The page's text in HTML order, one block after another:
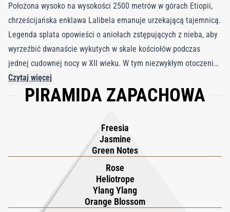
Położona wysoko na wysokości 2500 metrów w górach Etiopii,
chrześcijańska enklawa Lalibela emanuje urzekającą tajemnicą.
Legenda splata opowieści o aniołach zstępujących z nieba, aby
wyrzeźbić dwanaście wykutych w skale kościołów podczas
jednej cudownej nocy w XII wieku. W tym niezwykłym otoczeniu
woda perfumowana Lalibela umiejętnie oddaje esencję tego
świętego miejsca, nasycając jego zapach duchowym oddaniem,
niezwykłe etiopskie miasto. Wyobraź sobie skały mineralne,
wyrzeźbione i pokryte odcieniami różu, wyłaniające się z ziemi,
podobnie jak niezachwiana wiara, która je zbudowała.
Niebiańscy budowniczowie, napędzani mistycznym zapałem,
wyczarowali sanktuaria chronione odwiecznym rytuałem
kadzidła. Brzęczenie pszczół w kwitnących kwiatach
Czytaj więcej
PIRAMIDA ZAPACHOWA
Freesia
Jasmine
Green Notes
Rose
Heliotrope
Ylang Ylang
Orange Blossom